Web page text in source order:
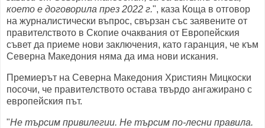
което е договорила през 2022 г.", каза Коща в отговор
на журналистически въпрос, свързан със заявените от
правителството в Скопие очаквания от Европейския
съвет да приеме нови заключения, като гаранция, че към
Северна Македония няма да има нови искания.
Премиерът на Северна Македония Християн Мицкоски
посочи, че правителството остава твърдо ангажирано с
европейския път.
"Не търсим привилегии. Не търсим по-лесни правила.